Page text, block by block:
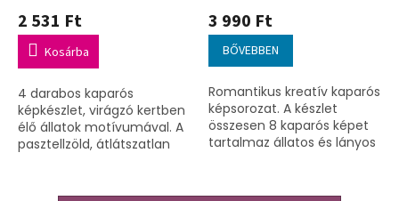
2 531 Ft
Kosárba
4 darabos kaparós
képkészlet, virágzó kertben
élő állatok motívumával. A
pasztellzöld, átlátszatlan
3 990 Ft
BŐVEBBEN
Romantikus kreatív kaparós
képsorozat. A készlet
összesen 8 kaparós képet
tartalmaz állatos és lányos